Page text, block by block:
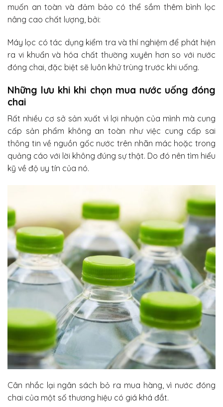
muốn an toàn và đảm bảo có thể sắm thêm bình lọc
nâng cao chất lượng, bởi:
Máy lọc có tác dụng kiểm tra và thí nghiệm để phát hiện
ra vi khuẩn và hóa chất thường xuyên hơn so với nước
đóng chai, đặc biệt sẽ luôn khử trùng trước khi uống.
Những lưu khi khi chọn mua nước uống đóng
chai
Rất nhiều cơ sở sản xuất vì lợi nhuận của mình mà cung
cấp sản phẩm không an toàn như việc cung cấp sai
thông tin về nguồn gốc nước trên nhãn mác hoặc trong
quảng cáo với lời không đúng sự thật. Do đó nên tìm hiểu
kỹ về độ uy tín của nó.
Cân nhắc lại ngân sách bỏ ra mua hàng, vì nước đóng
chai của một số thương hiệu có giá khá đắt.